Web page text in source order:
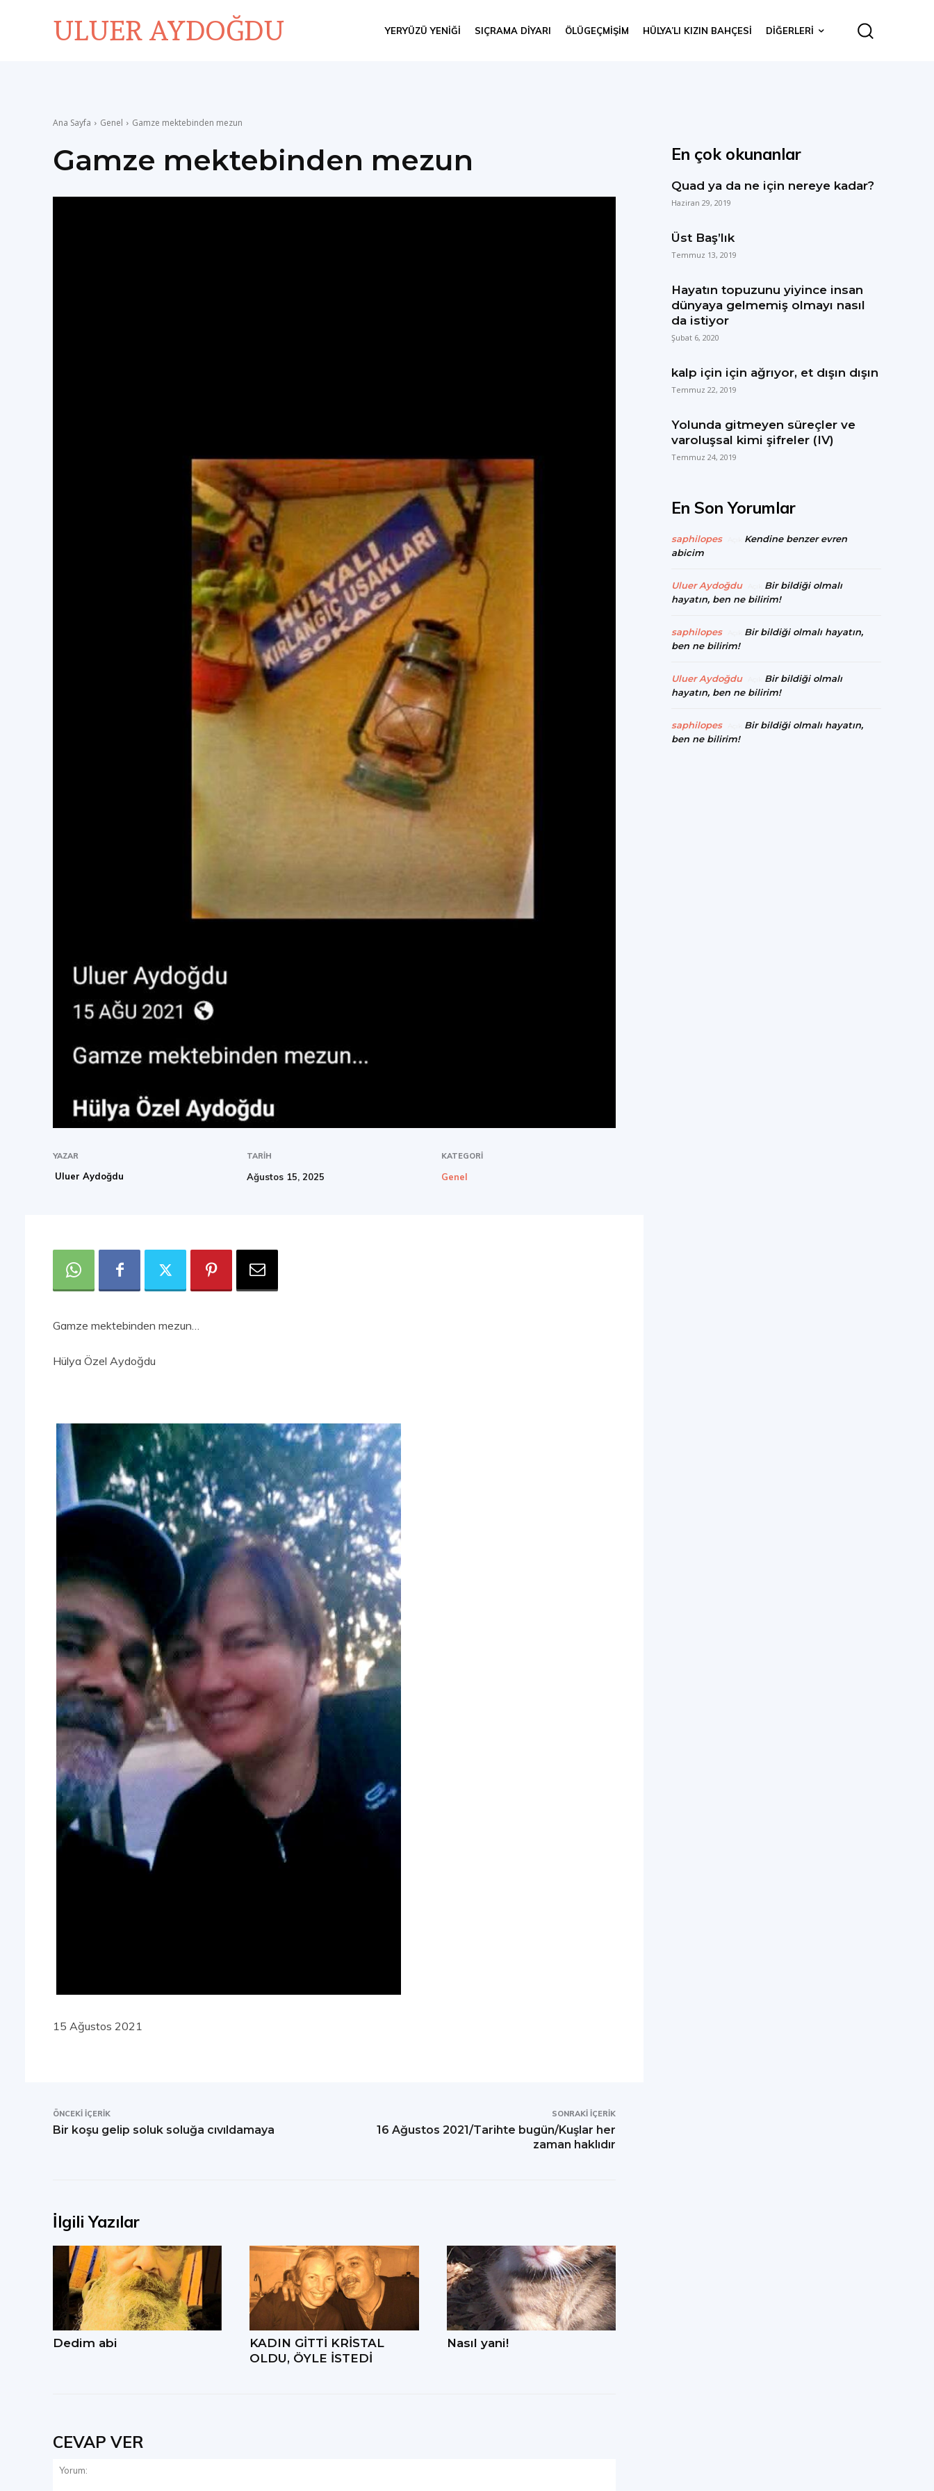
ULUER AYDOĞDU YERYÜZÜ YENIĞI SIÇRAMA DIYARI ÖLÜGEÇMIŞIM HÜLYA’LI KIZIN BAHÇESI DIĞERLERI
Ana Sayfa Genel Gamze mektebinden mezun
Gamze mektebinden mezun
YAZAR
Uluer Aydoğdu
TARIH
Ağustos 15, 2025
KATEGORI
Genel
Gamze mektebinden mezun…
Hülya Özel Aydoğdu
15 Ağustos 2021
ÖNCEKI İÇERIK
Bir koşu gelip soluk soluğa cıvıldamaya
SONRAKI İÇERIK
16 Ağustos 2021/Tarihte bugün/Kuşlar her
zaman haklıdır
İlgili Yazılar
Dedim abi
KADIN GİTTİ KRİSTAL
OLDU, ÖYLE İSTEDİ
Nasıl yani!
CEVAP VER
En çok okunanlar
Quad ya da ne için nereye kadar?
Haziran 29, 2019
Üst Baş’lık
Temmuz 13, 2019
Hayatın topuzunu yiyince insan
dünyaya gelmemiş olmayı nasıl
da istiyor
Şubat 6, 2020
kalp için için ağrıyor, et dışın dışın
Temmuz 22, 2019
Yolunda gitmeyen süreçler ve
varoluşsal kimi şifreler (IV)
Temmuz 24, 2019
En Son Yorumlar
saphilopes
Kendine benzer evren
abicim
Uluer Aydoğdu
Bir bildiği olmalı
hayatın, ben ne bilirim!
saphilopes
Bir bildiği olmalı hayatın,
ben ne bilirim!
Uluer Aydoğdu
Bir bildiği olmalı
hayatın, ben ne bilirim!
saphilopes
Bir bildiği olmalı hayatın,
ben ne bilirim!